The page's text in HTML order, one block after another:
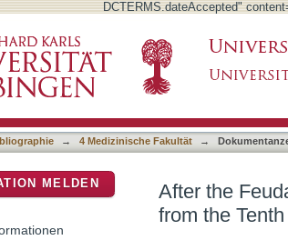
DCTERMS.dateAccepted"
→ 4 Medizinische Fakultät →
After the
from the
MELDEN